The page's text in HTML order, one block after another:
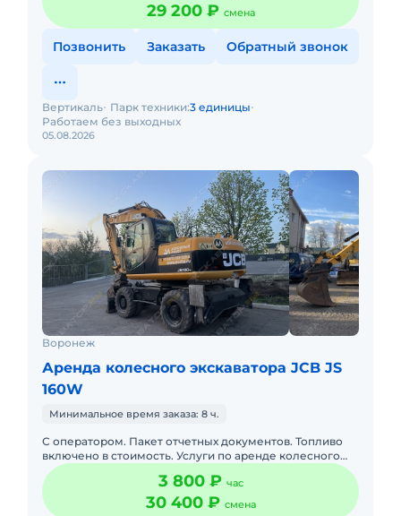
29 200 ₽ смена
Позвонить Заказать Обратный звонок
05.08.2026
Вертикаль Парк техники:3 единицы
Работаем без выходных
Воронеж
Аренда колесного экскаватора JCB JS
160W
Минимальное время заказа: 8 ч.
С оператором. Пакет отчетных документов. Топливо
включено в стоимость. Услуги по аренде колесного
полноповоротного экскаватора JCB 160W техника
новая в отлично
3 800 ₽ час
30 400 ₽ смена